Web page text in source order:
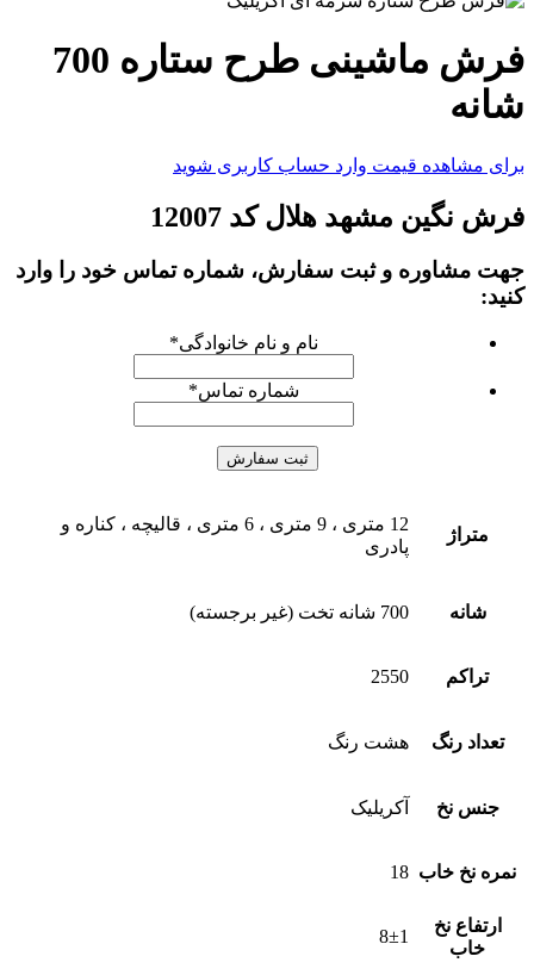
فرش ماشینی طرح ستاره 700
شانه
برای مشاهده قیمت وارد حساب کاربری شوید
فرش نگین مشهد هلال کد 12007
جهت مشاوره و ثبت سفارش، شماره تماس خود را وارد
کنید:
نام و نام خانوادگی*
شماره تماس*
متراژ
12 متری ، 9 متری ، 6 متری ، قالیچه ، کناره و
پادری
شانه 700 شانه تخت (غیر برجسته)
تراکم 2550
تعداد رنگ هشت رنگ
جنس نخ آکریلیک
نمره نخ خاب 18
ارتفاع نخ
خاب
8±1